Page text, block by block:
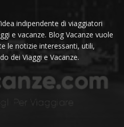
indipendente di viaggiatori
e vacanze. Blog Vacanze vuole
le notizie interessanti, utili,
dei Viaggi e Vacanze.